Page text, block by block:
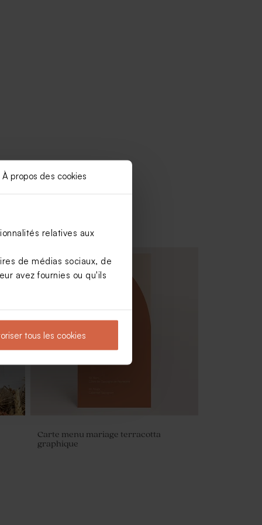
À propos des cookies
relatives aux
de médias sociaux, de
avez fournies ou qu'ils
tous les cookies
Fleurs séchées mariage - Lagurus
Carte menu mariage terracotta
graphique